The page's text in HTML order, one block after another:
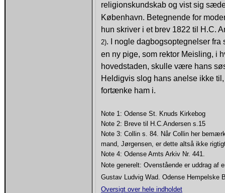
religionskundskab og vist sig
København. Betegnende for
hun skriver i et brev 1822 til H.C.
2). I nogle dagbogsoptegnelser
en ny pige, som rektor Meisling, i
hovedstaden, skulle være hans
Heldigvis slog hans anelse ikke
fortænke ham i.
Note 1: Odense St. Knuds Kirkebog
Note 2: Breve til H.C.Andersen s.15
Note 3: Collin s. 84. Når Collin her
mand, Jørgensen, er dette altså ikke
Note 4: Odense Amts Arkiv Nr. 441.
Note generelt: Ovenstående er uddrag
Gustav Ludvig Wad. Odense Hempelske
Oversigt over hele indholdet